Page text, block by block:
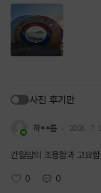
사진 후기만
하**름 2026. 7.
간월암의 조용함과 고요
0 0